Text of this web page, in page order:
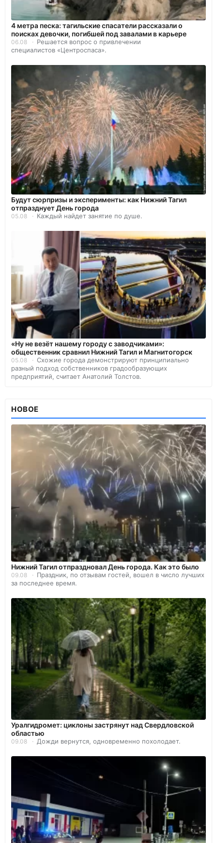
4 метра песка: тагильские спасатели рассказали о
поисках девочки, погибшей под завалами в карьере
06.08
Решается вопрос о привлечении
специалистов «Центроспаса».
Будут сюрпризы и эксперименты: как Нижний Тагил
отпразднует День города
05.08 Каждый найдет занятие по душе.
«Ну не везёт нашему городу с заводчиками»:
общественник сравнил Нижний Тагил и Магнитогорск
05.08
Схожие города демонстрируют принципиально
разный подход собственников градообразующих
предприятий, считает Анатолий Толстов.
НОВОЕ
Нижний Тагил отпраздновал День города. Как это было
09.08
Праздник, по отзывам гостей, вошел в число лучших
за последнее время.
Уралгидромет: циклоны застрянут над Свердловской
областью
09.08 Дожди вернутся, одновременно похолодает.